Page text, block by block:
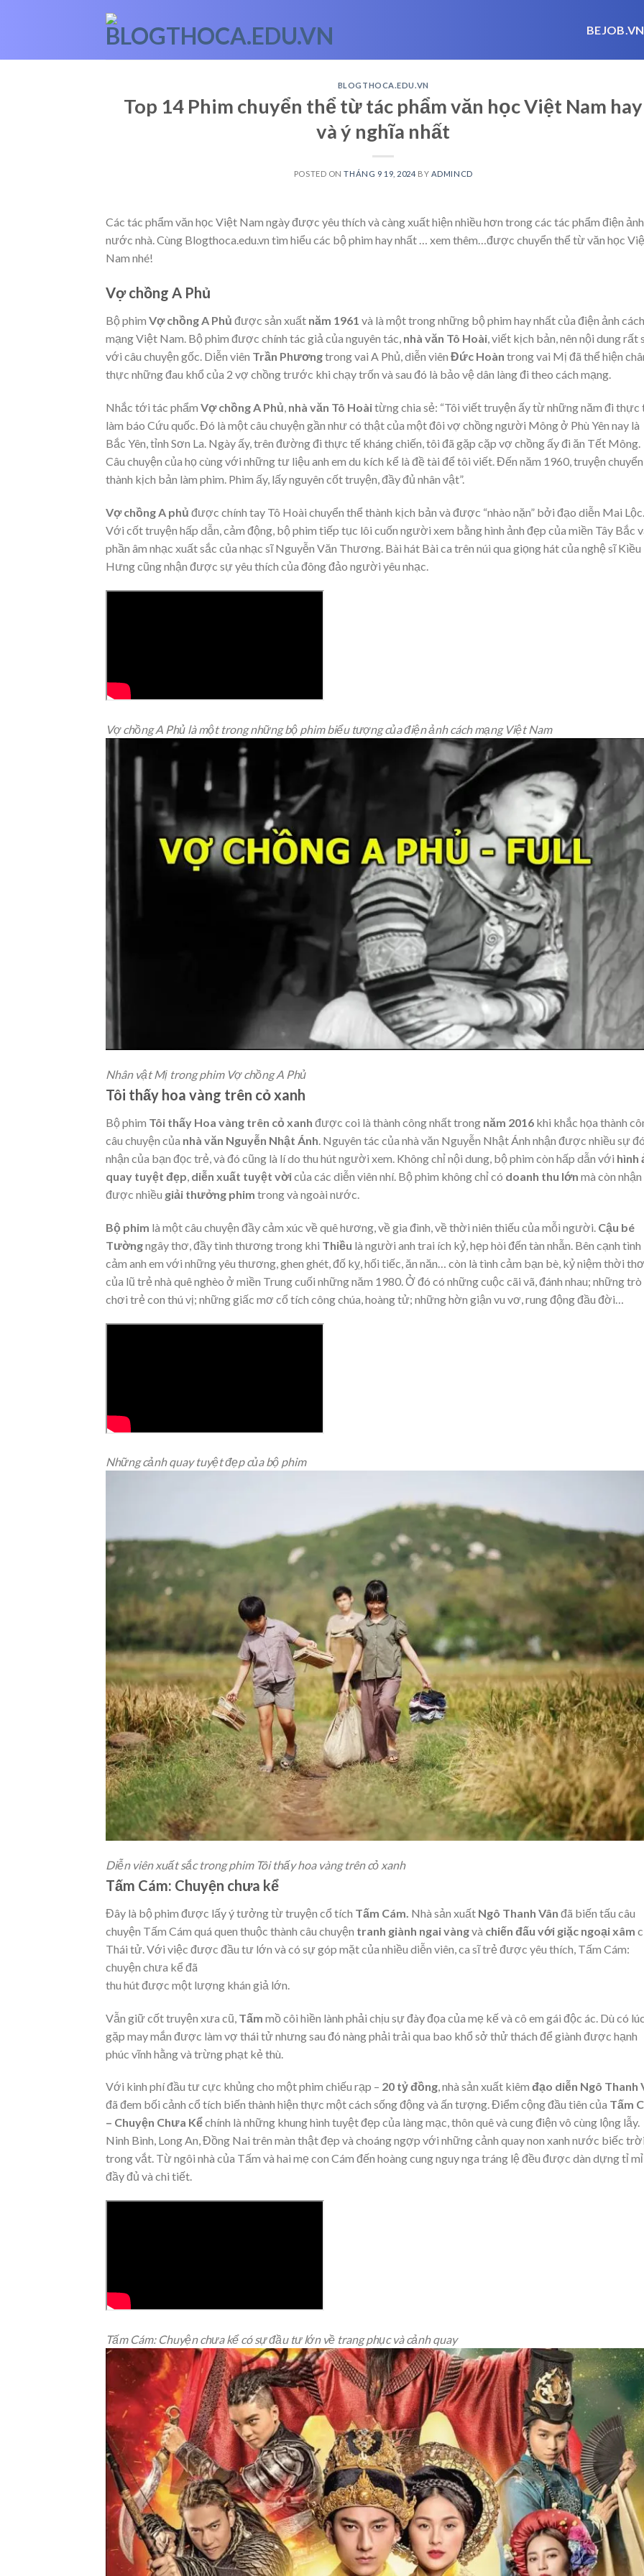
BEJOB.VN
BLOGTHOCA.EDU.VN
Top 14 Phim chuyển thể từ tác phẩm văn học Việt Nam hay
và ý nghĩa nhất
POSTED ONTHÁNG 9 19, 2024 BY ADMINCD
Các tác phẩm văn học Việt Nam ngày được yêu thích và càng xuất hiện nhiều hơn trong các tác phẩm điện ảnh
nước nhà. Cùng Blogthoca.edu.vn tìm hiểu các bộ phim hay nhất
… xem thêm… được chuyển thể từ văn học
Nam nhé!
Vợ chồng A Phủ
Bộ phim Vợ chồng A Phủ được sản xuất năm 1961 và là một trong những bộ phim hay nhất của điện ảnh cách
mạng Việt Nam. Bộ phim được chính tác giả của nguyên tác, nhà văn Tô Hoài, viết kịch bản, nên nội dung rất
với câu chuyện gốc. Diễn viên Trần Phươngtrong vai A Phủ, diễn viên Đức Hoàn trong vai Mị đã thể hiện
thực những đau khổ của 2 vợ chồng trước khi chạy trốn và sau đó là bảo vệ dân làng đi theo cách mạng.
Nhắc tới tác phẩm Vợ chồng A Phủ, nhà văn Tô Hoàitừng chia sẻ: “Tôi viết truyện ấy từ những năm đi thực
làm báo Cứu quốc. Đó là một câu chuyện gần như có thật của một đôi vợ chồng người Mông ở Phù Yên nay là
Bắc Yên, tỉnh Sơn La. Ngày ấy, trên đường đi thực tế kháng chiến, tôi đã gặp cặp vợ chồng ấy đi ăn Tết Mông.
Câu chuyện của họ cùng với những tư liệu anh em du kích kể là đề tài để tôi viết. Đến năm 1960, truyện chuyển
thành kịch bản làm phim. Phim ấy, lấy nguyên cốt truyện, đầy đủ nhân vật”.
Vợ chồng A phủ được chính tay Tô Hoài chuyển thể thành kịch bản và được “nhào nặn” bởi đạo diễn Mai Lộc.
Với cốt truyện hấp dẫn, cảm động, bộ phim tiếp tục lôi cuốn người xem bằng hình ảnh đẹp của miền Tây Bắc
phần âm nhạc xuất sắc của nhạc sĩ Nguyễn Văn Thương. Bài hát Bài ca trên núi qua giọng hát của nghệ sĩ Kiều
Hưng cũng nhận được sự yêu thích của đông đảo người yêu nhạc.
Vợ chồng A Phủ là một trong những bộ phim biểu tượng của điện ảnh cách mạng Việt Nam
Nhân vật Mị trong phim Vợ chồng A Phủ
Tôi thấy hoa vàng trên cỏ xanh
Bộ phim Tôi thấy Hoa vàng trên cỏ xanh được coi là thành công nhất trong năm 2016 khi khắc họa thành
câu chuyện của nhà văn Nguyễn Nhật Ánh. Nguyên tác của nhà văn Nguyễn Nhật Ánh nhận được nhiều sự
nhận của bạn đọc trẻ, và đó cũng là lí do thu hút người xem. Không chỉ nội dung, bộ phim còn hấp dẫn với hình
quay tuyệt đẹp, diễn xuất tuyệt vờicủa các diễn viên nhí. Bộ phim không chỉ có doanh thu lớn mà còn nhận
được nhiều giải thưởng phim trong và ngoài nước.
Bộ phim là một câu chuyện đầy cảm xúc về quê hương, về gia đình, về thời niên thiếu của mỗi người. Cậu bé
Tườngngây thơ, đầy tình thương trong khi Thiều là người anh trai ích kỷ, hẹp hòi đến tàn nhẫn. Bên cạnh tình
cảm anh em với những yêu thương, ghen ghét, đố kỵ, hối tiếc, ăn năn… còn là tình cảm bạn bè, kỷ niệm thời
của lũ trẻ nhà quê nghèo ở miền Trung cuối những năm 1980. Ở đó có những cuộc cãi vã, đánh nhau; những trò
chơi trẻ con thú vị; những giấc mơ cổ tích công chúa, hoàng tử; những hờn giận vu vơ, rung động đầu đời…
Những cảnh quay tuyệt đẹp của bộ phim
Diễn viên xuất sắc trong phim Tôi thấy hoa vàng trên cỏ xanh
Tấm Cám: Chuyện chưa kể
Đây là bộ phim được lấy ý tưởng từ truyện cổ tích Tấm Cám. Nhà sản xuất Ngô Thanh Vân đã biến tấu câu
chuyện Tấm Cám quá quen thuộc thành câu chuyện tranh giành ngai vàngvà chiến đấu với giặc ngoại xâm
Thái tử. Với việc được đầu tư lớn và có sự góp mặt của nhiều diễn viên, ca sĩ trẻ được yêu thích, Tấm Cám:
chuyện chưa kể đã
thu hút được một lượng khán giả lớn.
Vẫn giữ cốt truyện xưa cũ, Tấm mồ côi hiền lành phải chịu sự đày đọa của mẹ kế và cô em gái độc ác. Dù có
gặp may mắn được làm vợ thái tử nhưng sau đó nàng phải trải qua bao khổ sở thử thách để giành được hạnh
phúc vĩnh hằng và trừng phạt kẻ thù.
Với kinh phí đầu tư cực khủng cho một phim chiếu rạp – 20 tỷ đồng, nhà sản xuất kiêm đạo diễn Ngô Thanh
đã đem bối cảnh cổ tích biến thành hiện thực một cách sống động và ấn tượng. Điểm cộng đầu tiên của Tấm
– Chuyện Chưa Kểchính là những khung hình tuyệt đẹp của làng mạc, thôn quê và cung điện vô cùng lộng lẫy.
Ninh Bình, Long An, Đồng Nai trên màn thật đẹp và choáng ngợp với những cảnh quay non xanh nước biếc
trong vắt. Từ ngôi nhà của Tấm và hai mẹ con Cám đến hoàng cung nguy nga tráng lệ đều được dàn dựng tỉ mỉ
đầy đủ và chi tiết.
Tấm Cám: Chuyện chưa kể có sự đầu tư lớn về trang phục và cảnh quay